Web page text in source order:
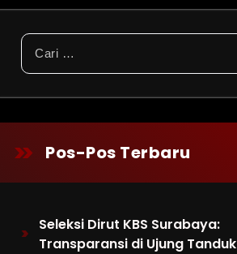
Cari
untuk:
Pos-Pos Terbaru
Seleksi Dirut KBS Surabaya:
Transparansi di Ujung Tanduk